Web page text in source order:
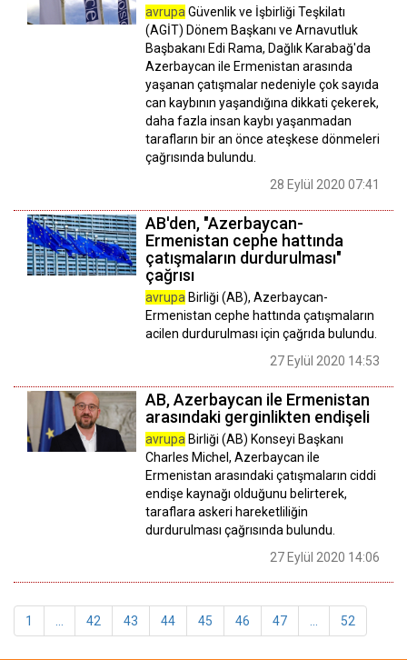
avrupa Güvenlik ve İşbirliği Teşkilatı
(AGİT) Dönem Başkanı ve Arnavutluk
Başbakanı Edi Rama, Dağlık Karabağ'da
Azerbaycan ile Ermenistan arasında
yaşanan çatışmalar nedeniyle çok sayıda
can kaybının yaşandığına dikkati çekerek,
daha fazla insan kaybı yaşanmadan
tarafların bir an önce ateşkese dönmeleri
çağrısında bulundu.
28 Eylül 2020 07:41
AB'den, "Azerbaycan-
Ermenistan cephe hattında
çatışmaların durdurulması"
çağrısı
avrupa Birliği (AB), Azerbaycan-
Ermenistan cephe hattında çatışmaların
acilen durdurulması için çağrıda bulundu.
27 Eylül 2020 14:53
AB, Azerbaycan ile Ermenistan
arasındaki gerginlikten endişeli
avrupa Birliği (AB) Konseyi Başkanı
Charles Michel, Azerbaycan ile
Ermenistan arasındaki çatışmaların ciddi
endişe kaynağı olduğunu belirterek,
taraflara askeri hareketliliğin
durdurulması çağrısında bulundu.
27 Eylül 2020 14:06
1 42 43 44 45 46 47 52